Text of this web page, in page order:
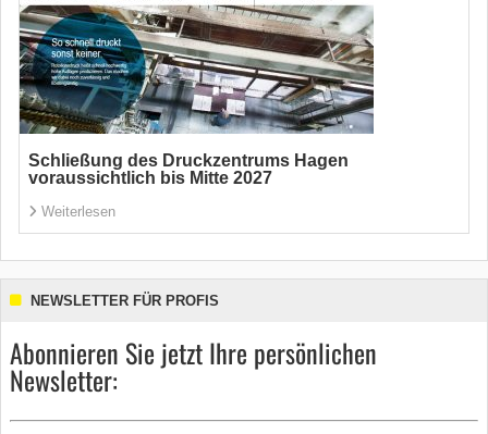
Schließung des Druckzentrums Hagen
voraussichtlich bis Mitte 2027
Weiterlesen
NEWSLETTER FÜR PROFIS
Abonnieren Sie jetzt Ihre persönlichen
Newsletter: